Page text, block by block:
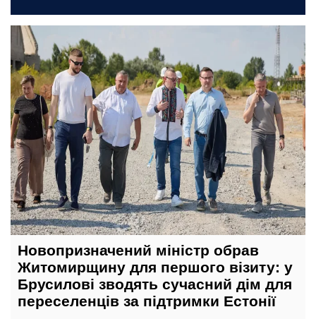
сьогодні, 13:15
Новопризначений міністр обрав
Житомирщину для першого візиту: у
Брусилові зводять сучасний дім для
переселенців за підтримки Естонії